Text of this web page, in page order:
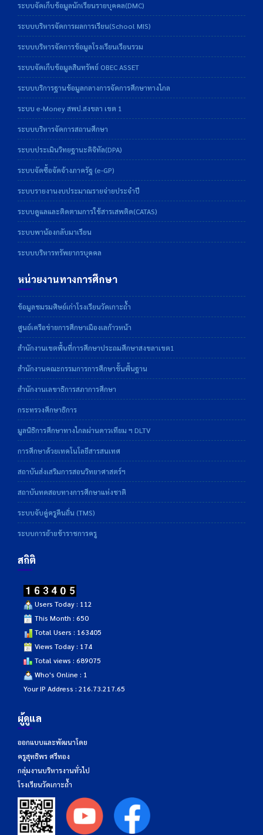
ระบบจัดเก็บข้อมูลนักเรียนรายบุคคล(DMC)
ระบบบริหารจัดการผลการเรียน(School MIS)
ระบบบริหารจัดการข้อมูลโรงเรียนเรียนรวม
ระบบจัดเก็บข้อมูลสินทรัพย์ OBEC ASSET
ระบบบริการฐานข้อมูลกลางการจัดการศึกษาทางไกล
ระบบ e-Money สพป.สงขลา เขต 1
ระบบบริหารจัดการสถานศึกษา
ระบบประเมินวิทยฐานะดิจิทัล(DPA)
ระบบจัดซื้อจัดจ้างภาครัฐ (e-GP)
ระบบรายงานงบประมาณรายจ่ายประจำปี
ระบบดูแลและติดตามการใช้สารเสพติด(CATAS)
ระบบพาน้องกลับมาเรียน
ระบบบริหารทรัพยากรบุคคล
หน่วยงานทางการศึกษา
ข้อมูลชมรมศิษย์เก่าโรงเรียนวัดเกาะถ้ำ
ศูนย์เครือข่ายการศึกษาเมืองเลก้าวหน้า
สำนักงานเขตพื้นที่การศึกษาประถมศึกษาสงขลาเขต1
สำนักงานคณะกรรมการการศึกษาขั้นพื้นฐาน
สำนักงานเลขาธิการสภาการศึกษา
กระทรวงศึกษาธิการ
มูลนิธิการศึกษาทางไกลผ่านดาวเทียม ฯ DLTV
การศึกษาด้วยเทคโนโลยีสารสนเทศ
สถาบันส่งเสริมการสอนวิทยาศาสตร์ฯ
สถาบันทดสอบทางการศึกษาแห่งชาติ
ระบบจับคู่ครูคืนถิ่น (TMS)
ระบบการย้ายข้าราชการครู
สถิติ
Users Today : 112
This Month : 650
Total Users : 163405
Views Today : 174
Total views : 689075
Who's Online : 1
Your IP Address : 216.73.217.65
ผู้ดูแล
ออกแบบและพัฒนาโดย
ครูสุทธิพร ศรีทอง
กลุ่มงานบริหารงานทั่วไป
โรงเรียนวัดเกาะถ้ำ